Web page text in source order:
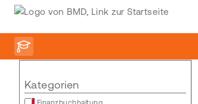
Kategorien